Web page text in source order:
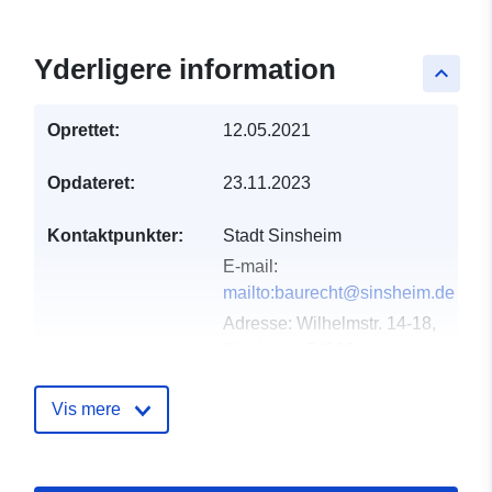
keyboard_arrow_up
Yderligere information
Oprettet: 12.05.2021
Opdateret: 23.11.2023
Kontaktpunkter:
Stadt Sinsheim
E-mail:
mailto:baurecht@sinsheim.de
Adresse: Wilhelmstr. 14-18,
Vis mere